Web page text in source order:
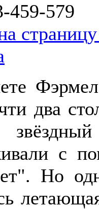
459-579
два
с
Но